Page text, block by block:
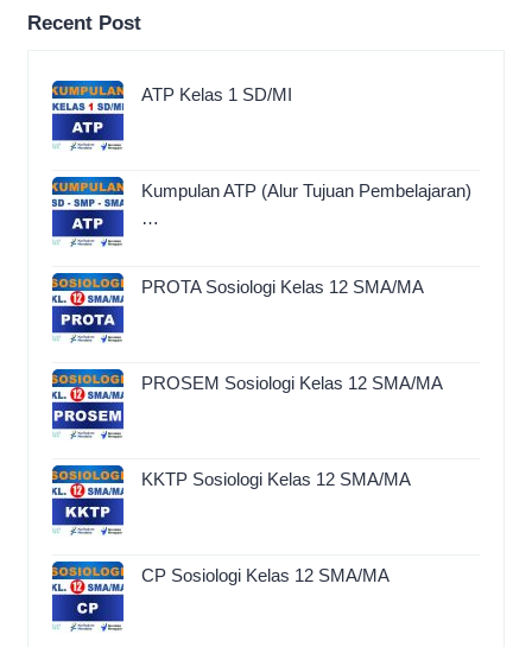
Recent Post
ATP Kelas 1 SD/MI
Kumpulan ATP (Alur Tujuan Pembelajaran)
…
PROTA Sosiologi Kelas 12 SMA/MA
PROSEM Sosiologi Kelas 12 SMA/MA
KKTP Sosiologi Kelas 12 SMA/MA
CP Sosiologi Kelas 12 SMA/MA